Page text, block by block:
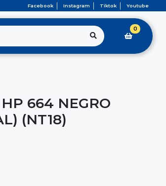
Facebook Instagram Tiktok Youtube
0
664 NEGRO
(NT18)